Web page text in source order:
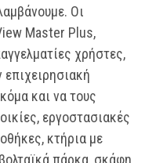
Οι
Master Plus,
χρήστες,
και να τους
εργοστασιακές
κτήρια με